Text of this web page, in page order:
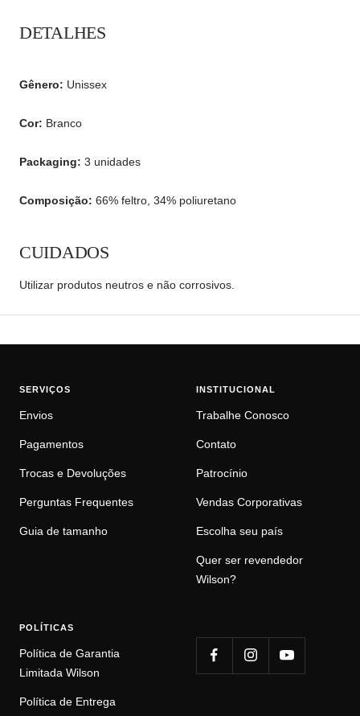
DETALHES
Gênero: Unissex
Cor: Branco
Packaging: 3 unidades
Composição: 66% feltro, 34% poliuretano
CUIDADOS
Utilizar produtos neutros e não corrosivos.
SERVIÇOS
Envios
Pagamentos
Trocas e Devoluções
Perguntas Frequentes
Guia de tamanho
INSTITUCIONAL
Trabalhe Conosco
Contato
Patrocínio
Vendas Corporativas
Escolha seu país
Quer ser revendedor
Wilson?
POLÍTICAS
Política de Garantia
Limitada Wilson
Política de Entrega